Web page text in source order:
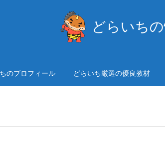
どらいち
のプロフィール どらいち厳選の優良教材